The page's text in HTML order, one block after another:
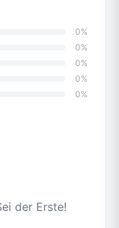
0%
0%
0%
0%
0%
der Erste!